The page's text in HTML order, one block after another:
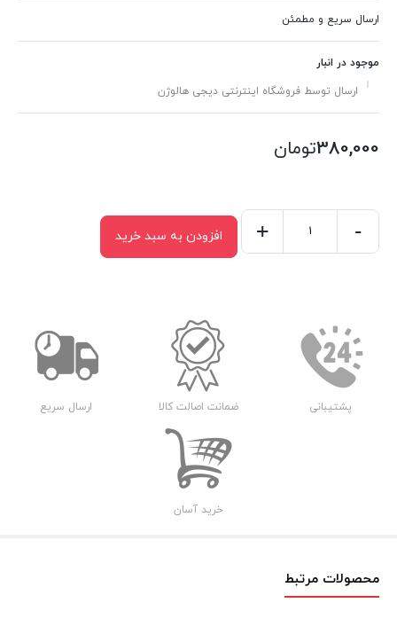
ارسال سریع و مطمئن
موجود در انبار
ارسال توسط فروشگاه اینترنتی دیجی هالوژن
380,000تومان
-
+ افزودن به سبد خرید
پشتیبانی ضمانت اصالت کالا ارسال سریع
خرید آسان
محصولات مرتبط